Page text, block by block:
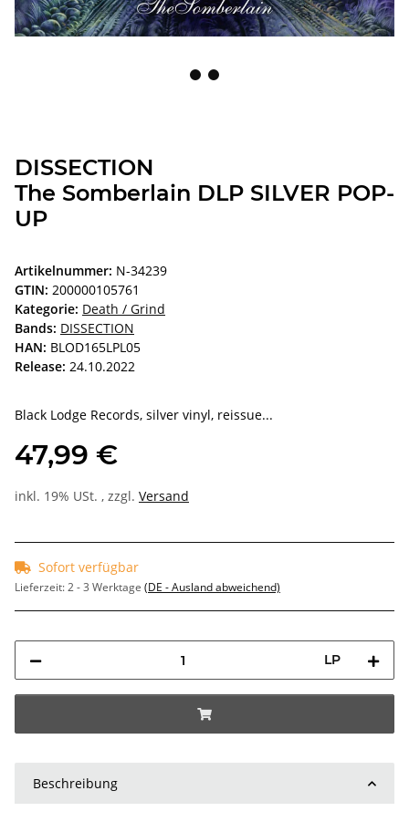
DISSECTION
The Somberlain DLP SILVER POP-
UP
Artikelnummer: N-34239
GTIN: 200000105761
Kategorie: Death / Grind
Bands: DISSECTION
HAN: BLOD165LPL05
Release: 24.10.2022
Black Lodge Records, silver vinyl, reissue...
47,99 €
inkl. 19% USt. , zzgl. Versand
Sofort verfügbar
Lieferzeit:2 - 3 Werktage (DE - Ausland abweichend)
LP
Beschreibung